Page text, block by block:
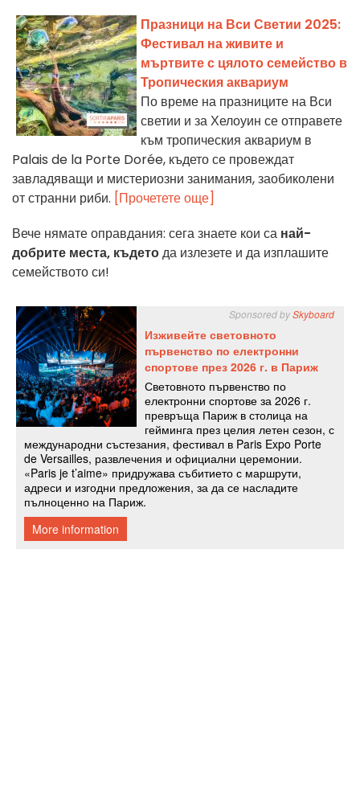
Празници на Вси Светии 2025:
Фестивал на живите и
мъртвите с цялото семейство в
Тропическия аквариум
По време на празниците на Вси
светии и за Хелоуин се отправете
към тропическия аквариум в
Palais de la Porte Dorée, където се провеждат
завладяващи и мистериозни занимания, заобиколени
от странни риби. [Прочетете още]
Вече нямате оправдания: сега знаете кои са най-
добрите места, къдетода излезете и да изплашите
семейството си!